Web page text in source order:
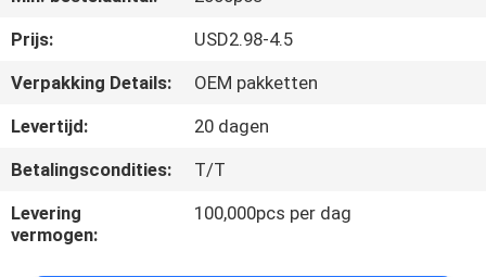
KWALITEITSCONTROLE
VERZOEK
OM
CITAAT
SITEMAP
Prijs:
USD2.98-4.5
Verpakking Details:
OEM pakketten
Levertijd:
20 dagen
Betalingscondities:
T/T
Levering
vermogen:
100,000pcs per dag